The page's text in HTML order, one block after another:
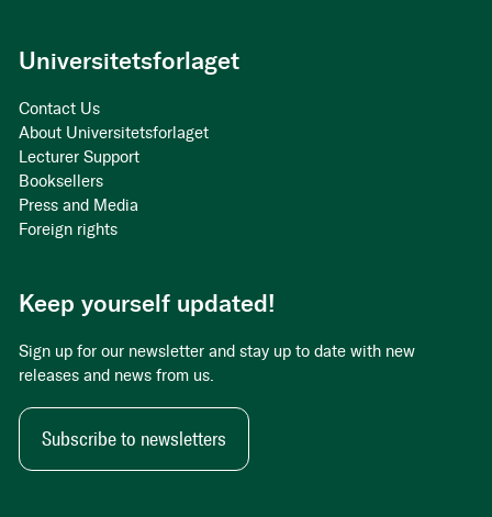
Universitetsforlaget
Contact Us
About Universitetsforlaget
Lecturer Support
Booksellers
Press and Media
Foreign rights
Keep yourself updated!
Sign up for our newsletter and stay up to date with new
releases and news from us.
Subscribe to newsletters